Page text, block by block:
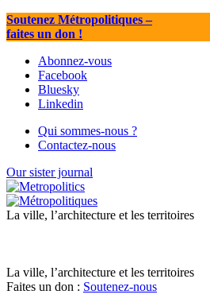
Soutenez Métropolitiques–
faites un don !
Abonnez-vous
Facebook
Bluesky
Linkedin
Qui sommes-nous ?
Contactez-nous
Our sister journal
La ville, l’architecture et les territoires
La ville, l’architecture et les territoires
Faites un don : Soutenez-nous